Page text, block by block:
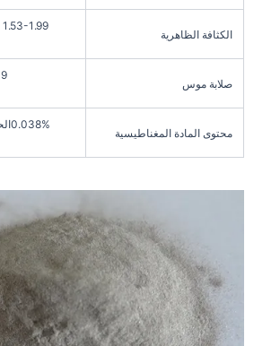
الكثافة الظاهرية
1.53-1.99 جم/سم3
صلابة موس
9
محتوى المادة المغناطيسية
0.038%الحد الأقصى